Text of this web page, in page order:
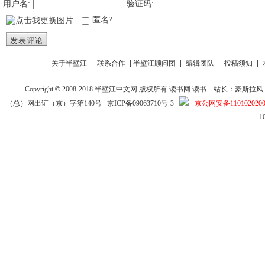
用户名:
验证码:
匿名?
发表评论
关于半壁江 联系合作 半壁江顾问团 编辑团队 投稿须知
Copyright © 2008-2018半壁江中文网 版权所有读书网 读书
站长：豪斯拉风
（总）网出证（京）字第140号 京ICP备09063710号-3
京公网安备